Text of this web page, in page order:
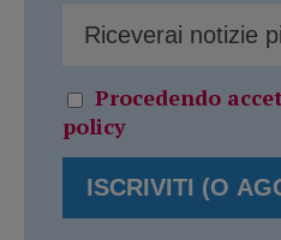
Procedendo
policy